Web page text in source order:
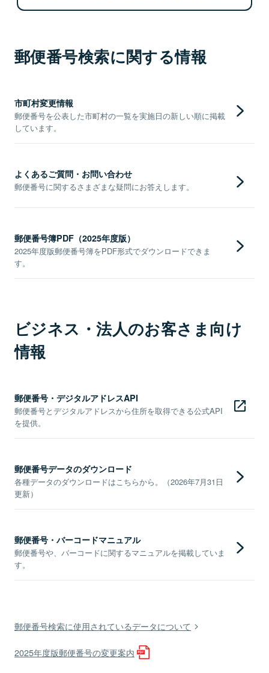
郵便番号検索に関する情報
市町村変更情報
郵便番号を公表した市町村の一覧を実施日の新しい順に掲載
しています。
よくあるご質問・お問い合わせ
郵便番号に関するさまざまな疑問にお答えします。
郵便番号簿PDF（2025年度版）
2025年度版郵便番号簿をPDF形式でダウンロードできま
す。
ビジネス・法人のお客さま向け
情報
郵便番号・デジタルアドレスAPI
郵便番号とデジタルアドレスから住所を取得できる公式API
を提供。
郵便番号データのダウンロード
各種データのダウンロードはこちらから。（2026年7月31日
更新）
郵便番号・バーコードマニュアル
郵便番号や、バーコードに関するマニュアルを掲載していま
す。
郵便番号検索に使用されているデータについて
2025年度版郵便番号の変更案内